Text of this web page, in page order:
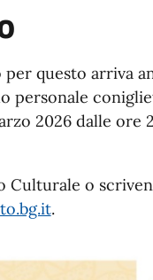
per questo arriva
personale
2026 dalle ore
Culturale o
.